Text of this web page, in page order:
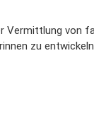
Vermittlung von
zu